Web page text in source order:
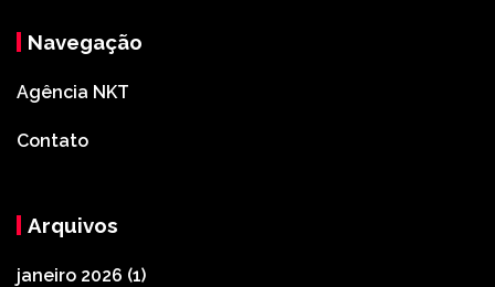
Navegação
Agência NKT
Contato
Arquivos
janeiro 2026 (1)